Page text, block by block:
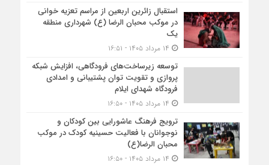
استقبال زائرین اربعین از مراسم تعزیه خوانی
در موکب محبان الرضا (ع) شهرداری منطقه
یک
توسعه زیرساخت‌های فرودگاهی، افزایش شبکه
پروازی و تقویت توان پشتیبانی و امدادی
فرودگاه شهدای ایلام
ترویج فرهنگ عاشورایی بین کودکان و
نوجوانان با فعالیت حسینیه کودک در موکب
محبان الرضا(ع)